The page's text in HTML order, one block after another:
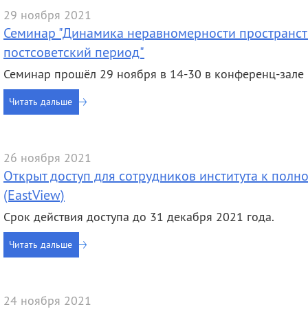
29 ноября 2021
Семинар "Динамика неравномерности
постсоветский период"
Семинар прошёл 29 ноября в 14-30 в конференц-
Читать дальше
26 ноября 2021
Открыт доступ для сотрудников института к
(EastView)
Срок действия доступа до 31 декабря 2021 года.
Читать дальше
24 ноября 2021